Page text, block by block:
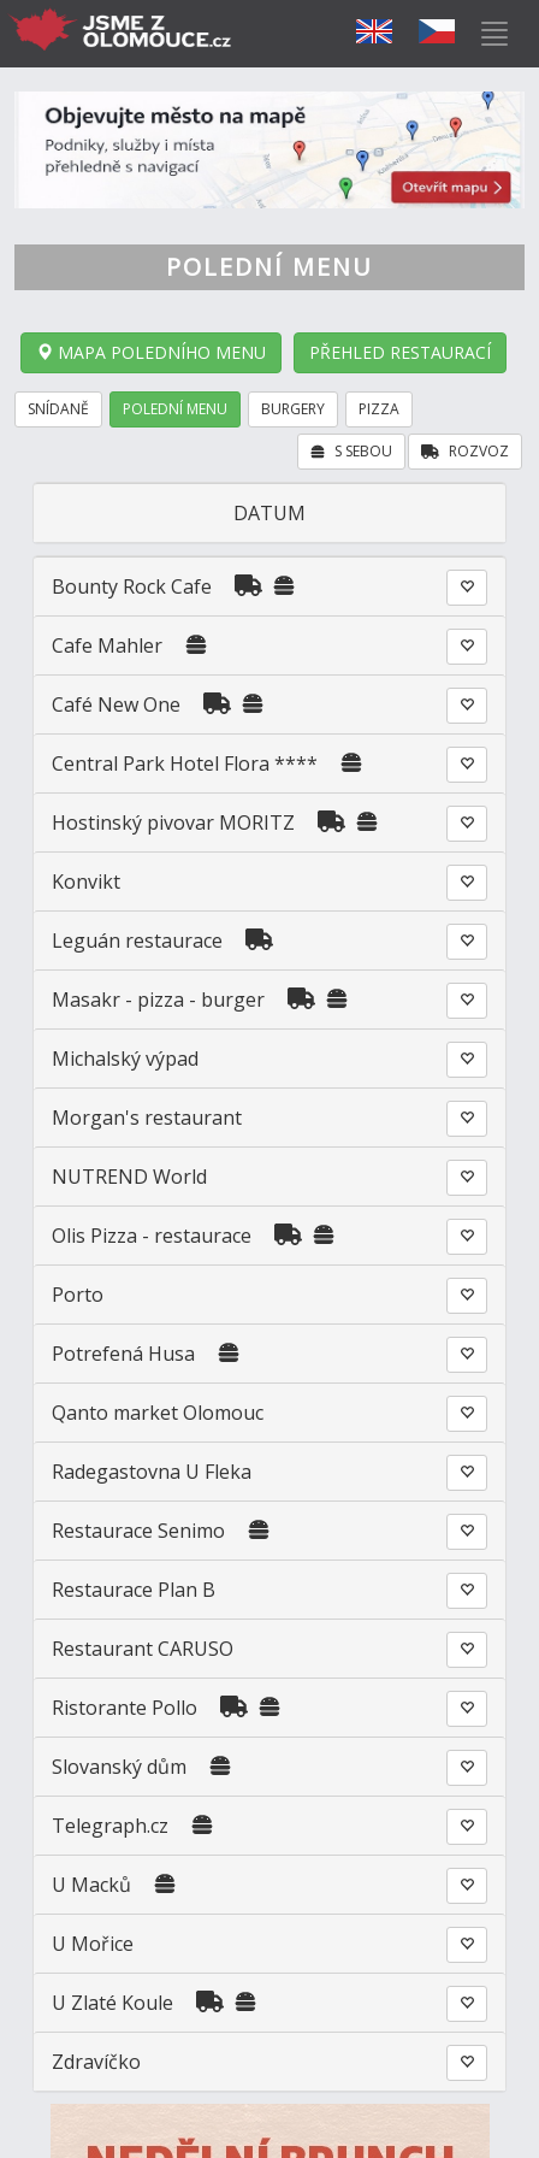
POLEDNÍ MENU
MAPA POLEDNÍHO MENU PŘEHLED RESTAURACÍ
SNÍDANĚ POLEDNÍ MENU BURGERY PIZZA
ROZVOZ
S SEBOU
DATUM
Bounty Rock Cafe
Cafe Mahler
Café New One
Central Park Hotel Flora ****
Hostinský pivovar MORITZ
Konvikt
Leguán restaurace
Masakr - pizza - burger
Michalský výpad
Morgan's restaurant
NUTREND World
Olis Pizza - restaurace
Porto
Potrefená Husa
Qanto market Olomouc
Radegastovna U Fleka
Restaurace Senimo
Restaurace Plan B
Restaurant CARUSO
Ristorante Pollo
Slovanský dům
Telegraph.cz
U Macků
U Mořice
U Zlaté Koule
Zdravíčko